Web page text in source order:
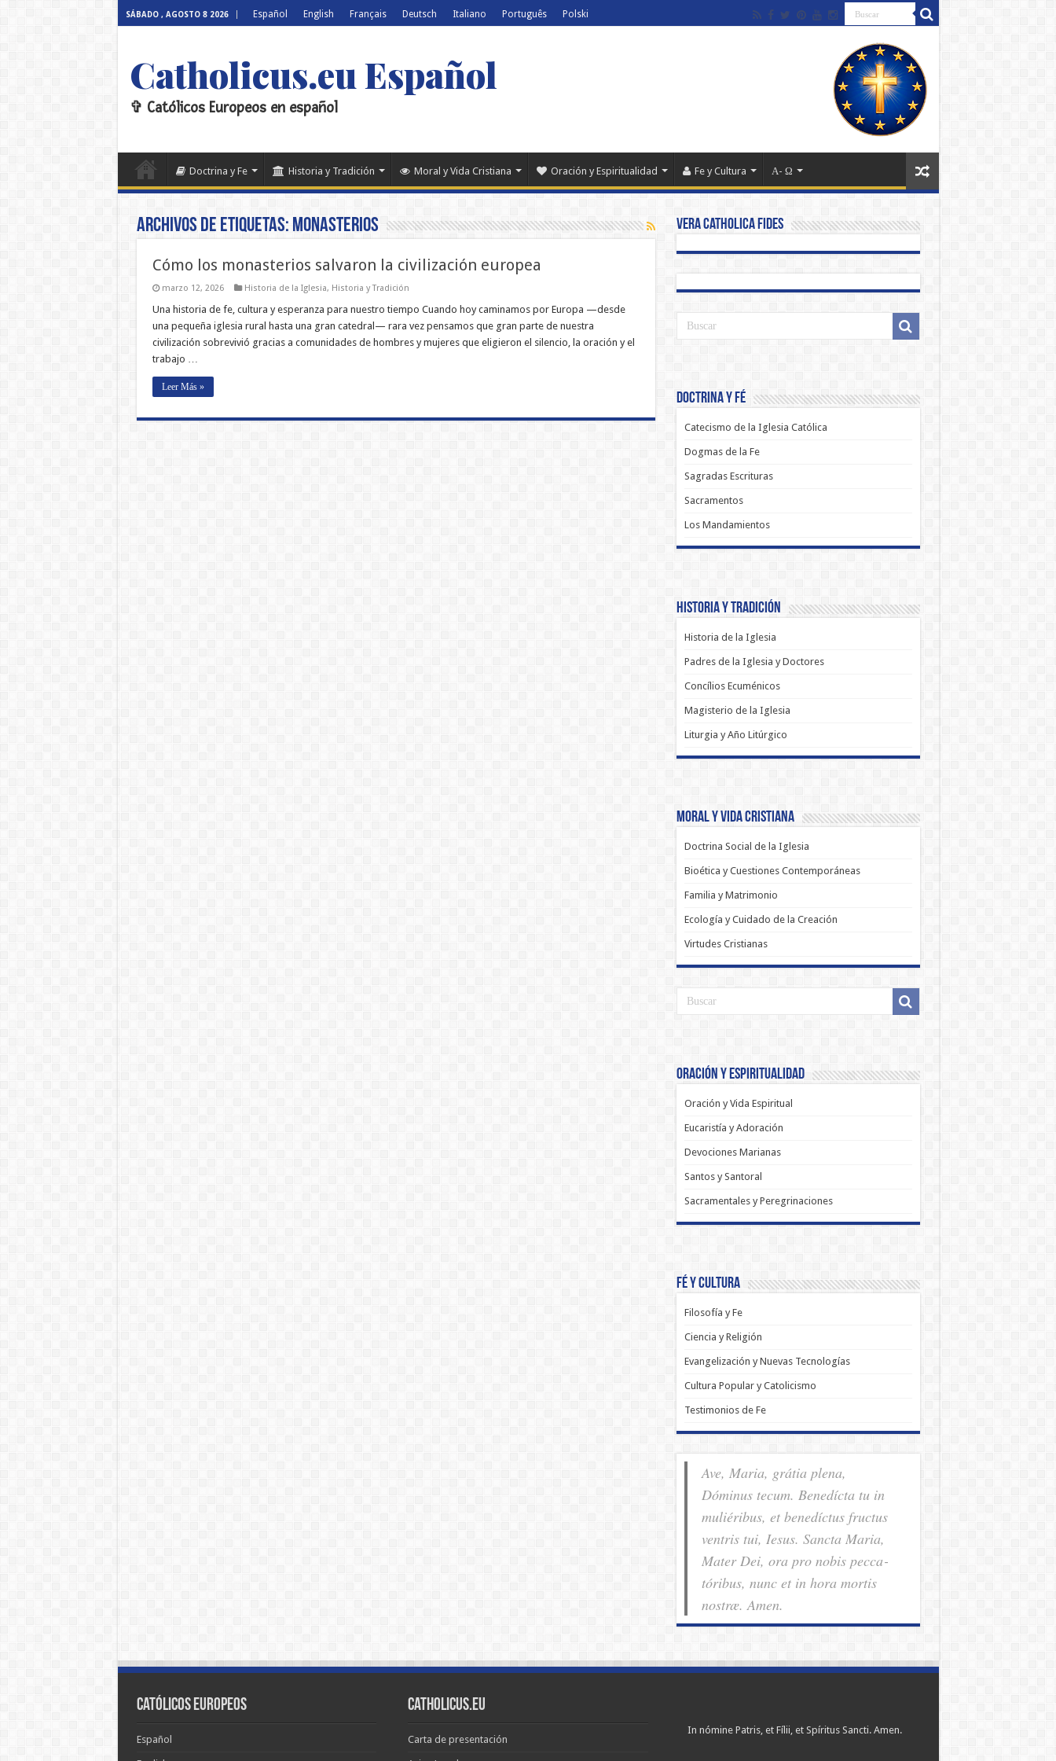
SÁBADO , AGOSTO 8 2026 Español English Français Deutsch Italiano Português Polski
Catholicus.eu Español
✞ Católicos Europeos en español
Doctrina y Fe Historia y Tradición Moral y Vida Cristiana Oración y Espiritualidad Fe y Cultura Α- Ω
Archivos de etiquetas: monasterios
Cómo los monasterios salvaron la civilización europea
marzo 12, 2026 Historia de la Iglesia, Historia y Tradición
Una historia de fe, cultura y esperanza para nuestro tiempo Cuando hoy caminamos por Europa —desde
una pequeña iglesia rural hasta una gran catedral— rara vez pensamos que gran parte de nuestra
civilización sobrevivió gracias a comunidades de hombres y mujeres que eligieron el silencio, la oración y el
trabajo …
Leer Más »
Vera Catholica Fides
Doctrina y Fé
Catecismo de la Iglesia Católica
Dogmas de la Fe
Sagradas Escrituras
Sacramentos
Los Mandamientos
Historia y Tradición
Historia de la Iglesia
Padres de la Iglesia y Doctores
Concílios Ecuménicos
Magisterio de la Iglesia
Liturgia y Año Litúrgico
Moral y Vida Cristiana
Doctrina Social de la Iglesia
Bioética y Cuestiones Contemporáneas
Familia y Matrimonio
Ecología y Cuidado de la Creación
Virtudes Cristianas
Oración y Espiritualidad
Oración y Vida Espiritual
Eucaristía y Adoración
Devociones Marianas
Santos y Santoral
Sacramentales y Peregrinaciones
Fé y Cultura
Filosofía y Fe
Ciencia y Religión
Evangelización y Nuevas Tecnologías
Cultura Popular y Catolicismo
Testimonios de Fe
Ave, Maria, grátia plena,
Dóminus tecum. Benedícta tu in
muliéribus, et benedíctus fructus
ventris tui, Iesus. Sancta Maria,
Mater Dei, ora pro nobis pec­ca­
tóribus, nunc et in hora mortis
nostræ. Amen.
Católicos Europeos
Español
Catholicus.eu
Carta de presentación
In nómine Patris, et Fílii, et Spíritus Sancti. Amen.